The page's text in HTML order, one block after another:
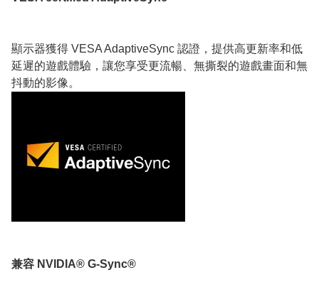
顯示器獲得 VESA AdaptiveSync 認證，提供高更新率和低
延遲的遊戲體驗，讓您享受更流暢、無撕裂的遊戲畫面和無
抖動的影像。
兼容 NVIDIA® G-Sync®